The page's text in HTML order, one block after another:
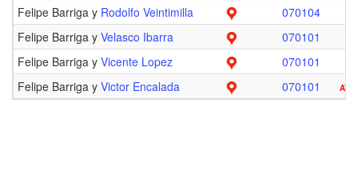
Felipe Barriga y Rodolfo Veintimilla
070104
Felipe Barriga y Velasco Ibarra
070101
Felipe Barriga y Vicente Lopez
070101
Felipe Barriga y Victor Encalada 070101